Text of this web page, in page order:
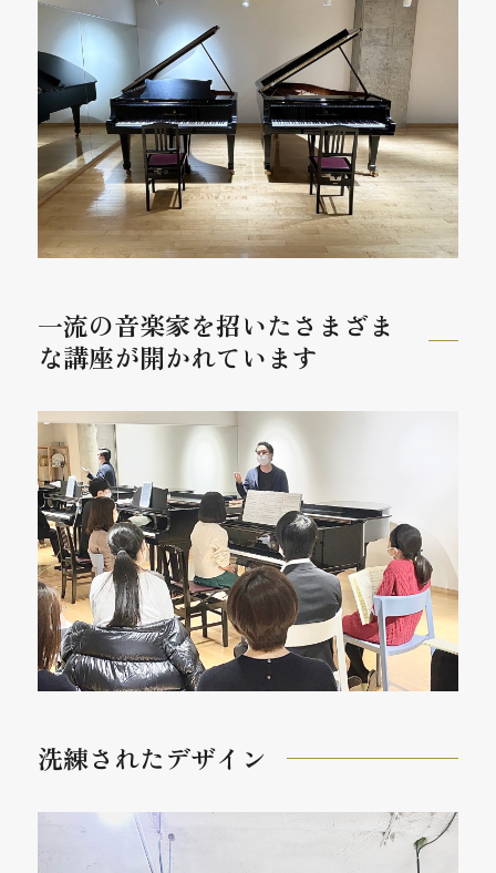
一流の音楽家を招いたさまざま
な講座が開かれています
洗練されたデザイン